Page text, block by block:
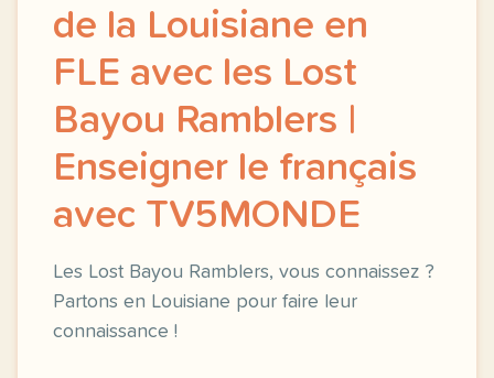
de la Louisiane en
FLE avec les Lost
Bayou Ramblers |
Enseigner le français
avec TV5MONDE
Les Lost Bayou Ramblers, vous connaissez ?
Partons en Louisiane pour faire leur
connaissance !